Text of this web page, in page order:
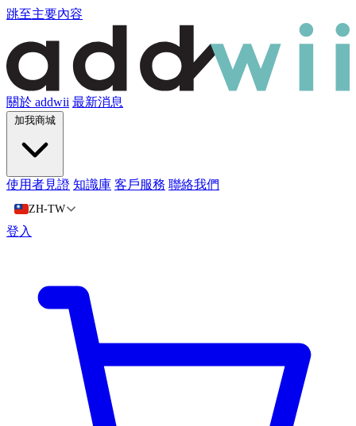
跳至主要內容
關於 addwii 最新消息
加我商城
使用者見證 知識庫 客戶服務 聯絡我們
ZH-TW
登入